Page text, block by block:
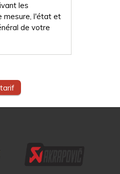
les
mesure, l'état et
de votre